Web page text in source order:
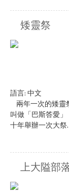
矮靈祭
語言: 中文
兩年一次的矮靈
叫做「巴斯答愛
十年舉辦一次大祭
上大隘部